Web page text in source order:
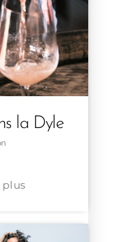
la Dyle
plus